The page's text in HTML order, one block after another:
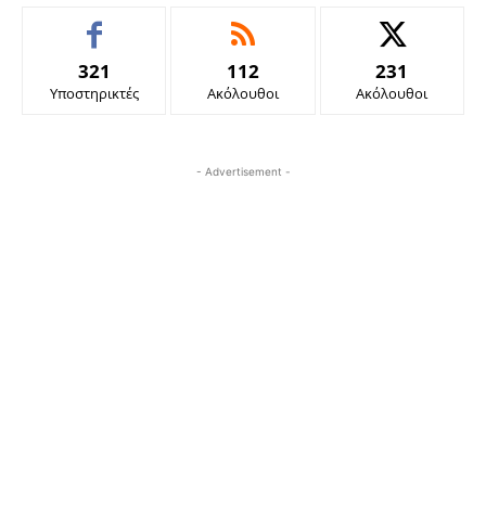
321
Υποστηρικτές
112
Ακόλουθοι
231
Ακόλουθοι
- Advertisement -